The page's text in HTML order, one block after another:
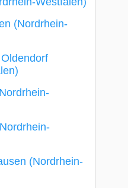
(Nordrhein-
(Nordrhein-